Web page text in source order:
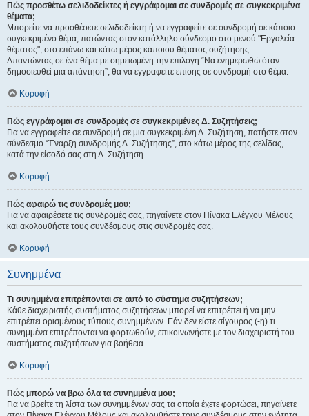
Πώς προσθέτω σελιδοδείκτες ή εγγράφομαι σε συνδρομές σε συγκεκριμένα
θέματα;
Μπορείτε να προσθέσετε σελιδοδείκτη ή να εγγραφείτε σε συνδρομή σε κάποιο
συγκεκριμένο θέμα, πατώντας στον κατάλληλο σύνδεσμο στο μενού "Εργαλεία
θέματος", στο επάνω και κάτω μέρος κάποιου θέματος συζήτησης.
Απαντώντας σε ένα θέμα με σημειωμένη την επιλογή “Να ενημερωθώ όταν
δημοσιευθεί μια απάντηση”, θα να εγγραφείτε επίσης σε συνδρομή στο θέμα.
Κορυφή
Πώς εγγράφομαι σε συνδρομές σε συγκεκριμένες Δ. Συζητήσεις;
Για να εγγραφείτε σε συνδρομή σε μια συγκεκριμένη Δ. Συζήτηση, πατήστε στον
σύνδεσμο “Έναρξη συνδρομής Δ. Συζήτησης”, στο κάτω μέρος της σελίδας,
κατά την είσοδό σας στη Δ. Συζήτηση.
Κορυφή
Πώς αφαιρώ τις συνδρομές μου;
Για να αφαιρέσετε τις συνδρομές σας, πηγαίνετε στον Πίνακα Ελέγχου Μέλους
και ακολουθήστε τους συνδέσμους στις συνδρομές σας.
Κορυφή
Συνημμένα
Τι συνημμένα επιτρέπονται σε αυτό το σύστημα συζητήσεων;
Κάθε διαχειριστής συστήματος συζητήσεων μπορεί να επιτρέπει ή να μην
επιτρέπει ορισμένους τύπους συνημμένων. Εάν δεν είστε σίγουρος (-η) τι
συνημμένα επιτρέπονται να φορτωθούν, επικοινωνήστε με τον διαχειριστή του
συστήματος συζητήσεων για βοήθεια.
Κορυφή
Πώς μπορώ να βρω όλα τα συνημμένα μου;
Για να βρείτε τη λίστα των συνημμένων σας τα οποία έχετε φορτώσει, πηγαίνετε